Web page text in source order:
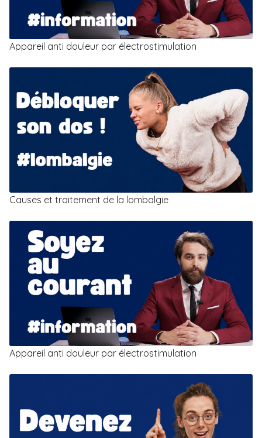
Appareil anti douleur par électrostimulation
Causes et traitement de la lombalgie
Appareil anti douleur par électrostimulation